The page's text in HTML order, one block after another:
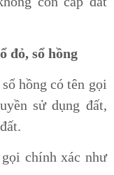
đỏ, sổ hồng
hồng có tên gọi
sử dụng đất,
chính xác như